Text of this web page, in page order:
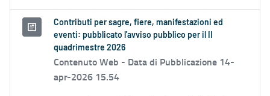
Contributi per sagre, fiere, manifestazioni ed
eventi: pubblicato l'avviso pubblico per il II
quadrimestre 2026
Contenuto Web - Data di Pubblicazione 14-
apr-2026 15.54